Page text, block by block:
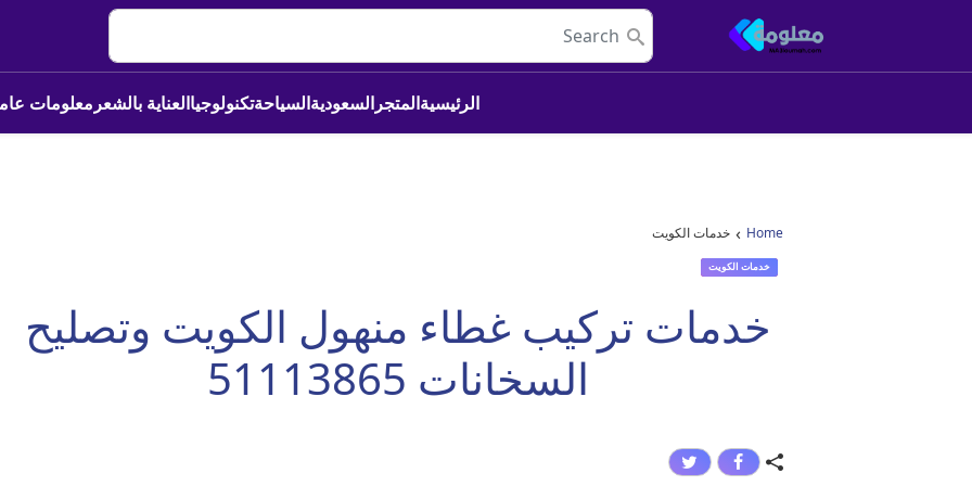
Main Navigation
الرئيسيةالمتجرالسعوديةالسياحةتكنولوجياالعناية بالشعر معلومات
Home
› خدمات الكويت
خدمات الكويت
خدمات تركيب غطاء منهول الكويت وتصليح
السخانات 51113865